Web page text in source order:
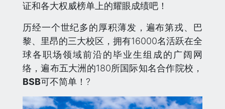
证和各大权威榜单上的耀眼成绩吧！
历经一个世纪多的厚积薄发，遍布第戎、巴
黎、里昂的三大校区，拥有16000名活跃在全
球各职场领域前沿的毕业生组成的广阔网
络，遍布五大洲的180所国际知名合作院校，
BSB可不简单！?